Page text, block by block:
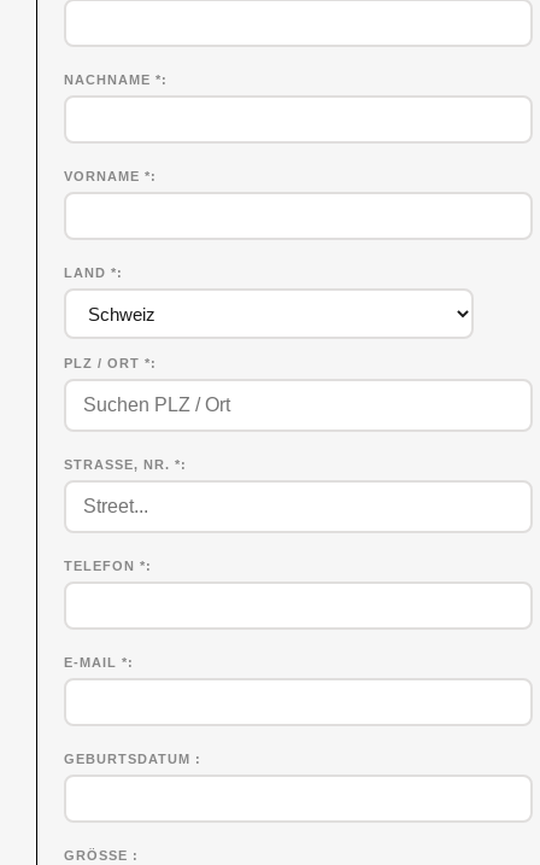
NACHNAME *
VORNAME *
LAND *
PLZ / ORT *
STRASSE, NR. *
TELEFON *
E-MAIL *
GEBURTSDATUM
GRÖSSE